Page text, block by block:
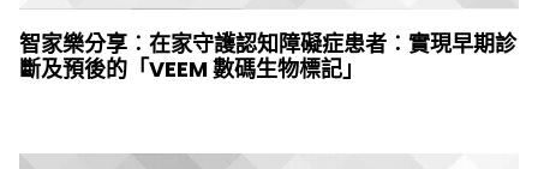
智家樂分享︰在家守護認知障礙症患者︰實現早期診
斷及預後的「VEEM 數碼生物標記」